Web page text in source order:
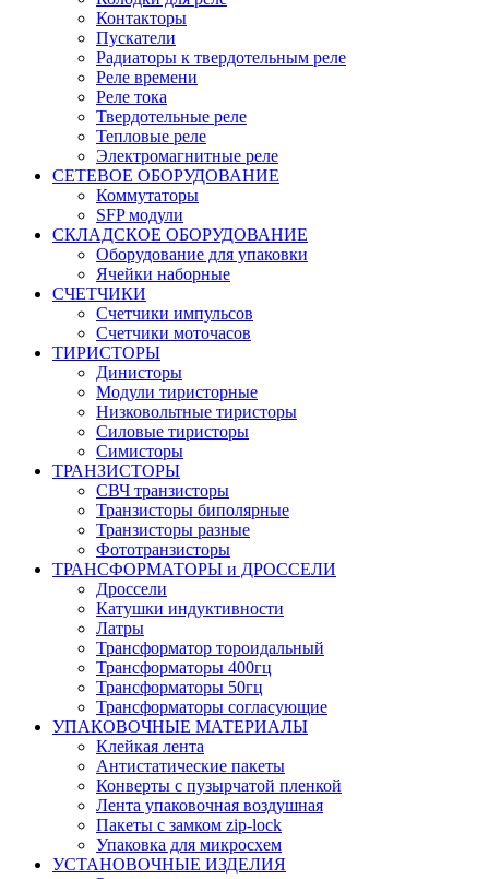
Контакторы
Пускатели
Радиаторы к твердотельным реле
Реле времени
Реле тока
Твердотельные реле
Тепловые реле
Электромагнитные реле
СЕТЕВОЕ ОБОРУДОВАНИЕ
Коммутаторы
SFP модули
СКЛАДСКОЕ ОБОРУДОВАНИЕ
Оборудование для упаковки
Ячейки наборные
СЧЕТЧИКИ
Счетчики импульсов
Счетчики моточасов
ТИРИСТОРЫ
Динисторы
Модули тиристорные
Низковольтные тиристоры
Силовые тиристоры
Симисторы
ТРАНЗИСТОРЫ
СВЧ транзисторы
Транзисторы биполярные
Транзисторы разные
Фототранзисторы
ТРАНСФОРМАТОРЫ и ДРОССЕЛИ
Дроссели
Катушки индуктивности
Латры
Трансформатор тороидальный
Трансформаторы 400гц
Трансформаторы 50гц
Трансформаторы согласующие
УПАКОВОЧНЫЕ МАТЕРИАЛЫ
Клейкая лента
Антистатические пакеты
Конверты с пузырчатой пленкой
Лента упаковочная воздушная
Пакеты с замком zip-lock
Упаковка для микросхем
УСТАНОВОЧНЫЕ ИЗДЕЛИЯ